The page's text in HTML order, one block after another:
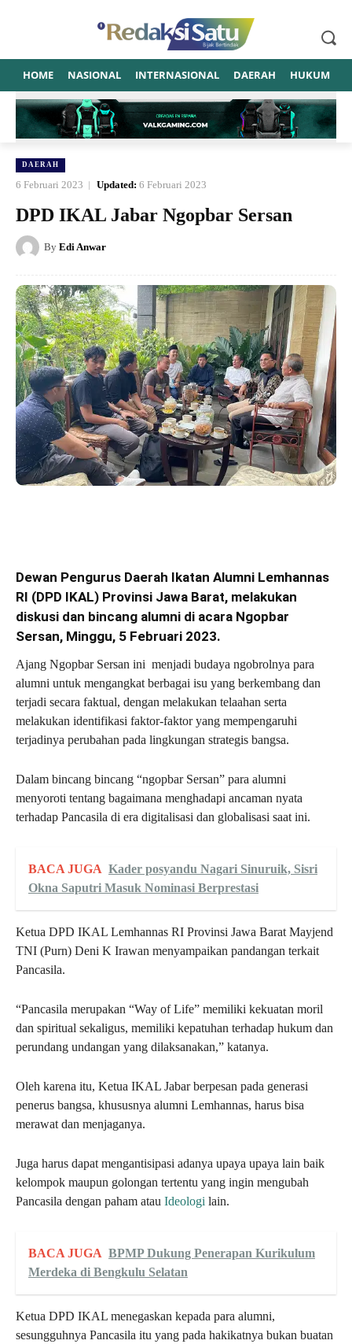
HOME NASIONAL INTERNASIONAL DAERAH HUKUM
DAERAH
6 Februari 2023 Updated: 6 Februari 2023
DPD IKAL Jabar Ngopbar Sersan
By Edi Anwar
Dewan Pengurus Daerah Ikatan Alumni Lemhannas
RI (DPD IKAL) Provinsi Jawa Barat, melakukan
diskusi dan bincang alumni di acara Ngopbar
Sersan, Minggu, 5 Februari 2023.
Ajang Ngopbar Sersan ini menjadi budaya ngobrolnya para
alumni untuk mengangkat berbagai isu yang berkembang dan
terjadi secara faktual, dengan melakukan telaahan serta
melakukan identifikasi faktor-faktor yang mempengaruhi
terjadinya perubahan pada lingkungan strategis bangsa.
Dalam bincang bincang “ngopbar Sersan” para alumni
menyoroti tentang bagaimana menghadapi ancaman nyata
terhadap Pancasila di era digitalisasi dan globalisasi saat ini.
BACA JUGA Kader posyandu Nagari Sinuruik, Sisri
Okna Saputri Masuk Nominasi Berprestasi
Ketua DPD IKAL Lemhannas RI Provinsi Jawa Barat Mayjend
TNI (Purn) Deni K Irawan menyampaikan pandangan terkait
Pancasila.
“Pancasila merupakan “Way of Life” memiliki kekuatan moril
dan spiritual sekaligus, memiliki kepatuhan terhadap hukum dan
perundang undangan yang dilaksanakan,” katanya.
Oleh karena itu, Ketua IKAL Jabar berpesan pada generasi
penerus bangsa, khususnya alumni Lemhannas, harus bisa
merawat dan menjaganya.
Juga harus dapat mengantisipasi adanya upaya upaya lain baik
kelompok maupun golongan tertentu yang ingin mengubah
Pancasila dengan paham atau Ideologi lain.
BACA JUGA BPMP Dukung Penerapan Kurikulum
Merdeka di Bengkulu Selatan
Ketua DPD IKAL menegaskan kepada para alumni,
sesungguhnya Pancasila itu yang pada hakikatnya bukan buatan